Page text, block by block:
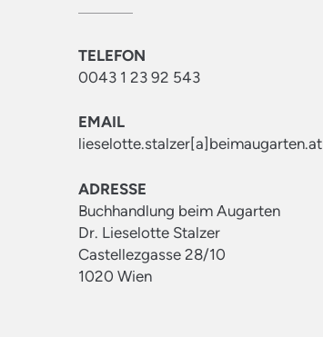
TELEFON
0043 1 23 92 543
EMAIL
lieselotte.stalzer[a]beimaugarten.at
ADRESSE
Buchhandlung beim Augarten
Dr. Lieselotte Stalzer
Castellezgasse 28/10
1020 Wien